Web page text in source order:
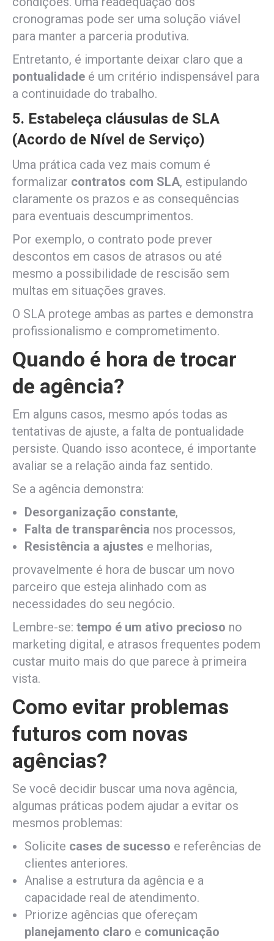
cronogramas pode ser uma solução viável
para manter a parceria produtiva.
Entretanto, é importante deixar claro que a
pontualidade é um critério indispensável para
a continuidade do trabalho.
5. Estabeleça cláusulas de SLA
(Acordo de Nível de Serviço)
Uma prática cada vez mais comum é
formalizar contratos com SLA, estipulando
claramente os prazos e as consequências
para eventuais descumprimentos.
Por exemplo, o contrato pode prever
descontos em casos de atrasos ou até
mesmo a possibilidade de rescisão sem
multas em situações graves.
O SLA protege ambas as partes e demonstra
profissionalismo e comprometimento.
Quando é hora de trocar
de agência?
Em alguns casos, mesmo após todas as
tentativas de ajuste, a falta de pontualidade
persiste. Quando isso acontece, é importante
avaliar se a relação ainda faz sentido.
Se a agência demonstra:
Desorganização constante,
Falta de transparência nos processos,
Resistência a ajustes e melhorias,
provavelmente é hora de buscar um novo
parceiro que esteja alinhado com as
necessidades do seu negócio.
Lembre-se: tempo é um ativo precioso no
marketing digital, e atrasos frequentes podem
custar muito mais do que parece à primeira
vista.
Como evitar problemas
futuros com novas
agências?
Se você decidir buscar uma nova agência,
algumas práticas podem ajudar a evitar os
mesmos problemas:
Solicite cases de sucesso e referências de
clientes anteriores.
Analise a estrutura da agência e a
capacidade real de atendimento.
Priorize agências que ofereçam
planejamento claro e comunicação